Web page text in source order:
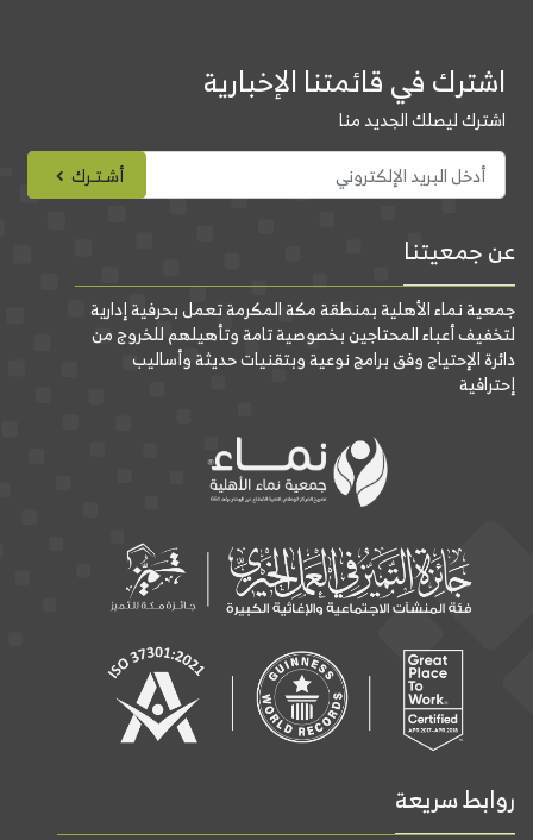
اشترك في قائمتنا الإخبارية
اشترك ليصلك الجديد منا
أشـتـرك
عن جمعيتنا
جمعية نماء الأهلية بمنطقة مكة المكرمة تعمل بحرفية إدارية
لتخفيف أعباء المحتاجين بخصوصية تامة وتأهيلهم للخروج من
دائرة الإحتياج وفق برامج نوعية وبتقنيات حديثة وأساليب
إحترافية
روابط سريعة